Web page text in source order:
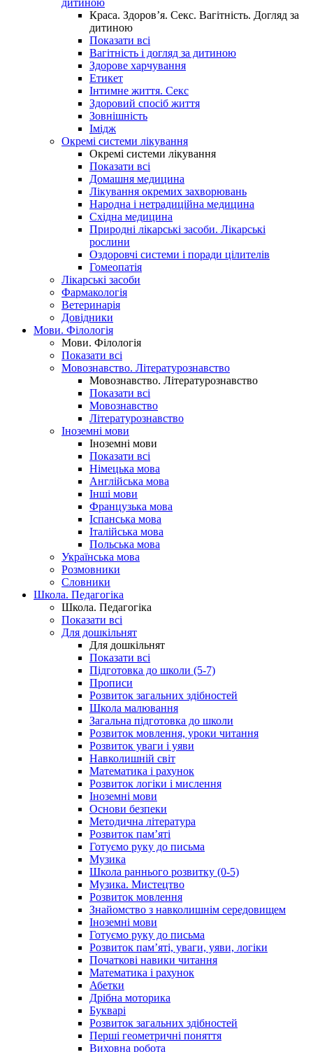
дитиною
Краса. Здоров’я. Секс. Вагітність. Догляд за
дитиною
Показати всі
Вагітність і догляд за дитиною
Здорове харчування
Етикет
Інтимне життя. Секс
Здоровий спосіб життя
Зовнішність
Імідж
Окремі системи лікування
Окремі системи лікування
Показати всі
Домашня медицина
Лікування окремих захворювань
Народна і нетрадиційна медицина
Східна медицина
Природні лікарські засоби. Лікарські
рослини
Оздоровчі системи і поради цілителів
Гомеопатія
Лікарські засоби
Фармакологія
Ветеринарія
Довідники
Мови. Філологія
Мови. Філологія
Показати всі
Мовознавство. Літературознавство
Мовознавство. Літературознавство
Показати всі
Мовознавство
Літературознавство
Іноземні мови
Іноземні мови
Показати всі
Німецька мова
Англійська мова
Інші мови
Французька мова
Іспанська мова
Італійська мова
Польська мова
Українська мова
Розмовники
Словники
Школа. Педагогіка
Школа. Педагогіка
Показати всі
Для дошкільнят
Для дошкільнят
Показати всі
Підготовка до школи (5-7)
Прописи
Розвиток загальних здібностей
Школа малювання
Загальна підготовка до школи
Розвиток мовлення, уроки читання
Розвиток уваги і уяви
Навколишній світ
Математика і рахунок
Розвиток логіки і мислення
Іноземні мови
Основи безпеки
Методична література
Розвиток пам’яті
Готуємо руку до письма
Музика
Школа раннього розвитку (0-5)
Музика. Мистецтво
Розвиток мовлення
Знайомство з навколишнім середовищем
Іноземні мови
Готуємо руку до письма
Розвиток пам’яті, уваги, уяви, логіки
Початкові навики читання
Математика і рахунок
Абетки
Дрібна моторика
Букварі
Розвиток загальних здібностей
Перші геометричні поняття
Виховна робота